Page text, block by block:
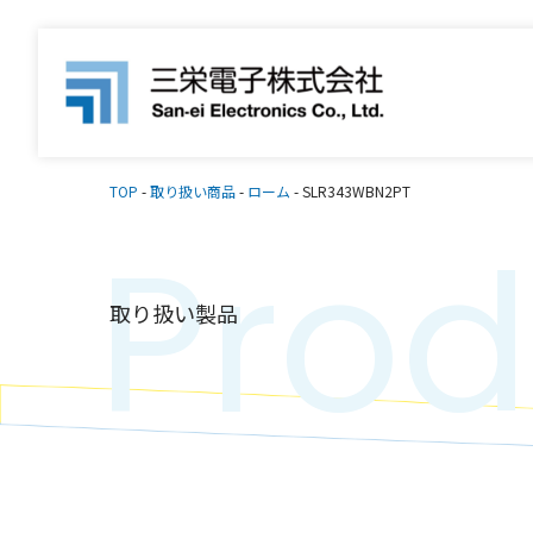
TOP -取り扱い商品- ローム -SLR343WBN2PT
取り扱い製品